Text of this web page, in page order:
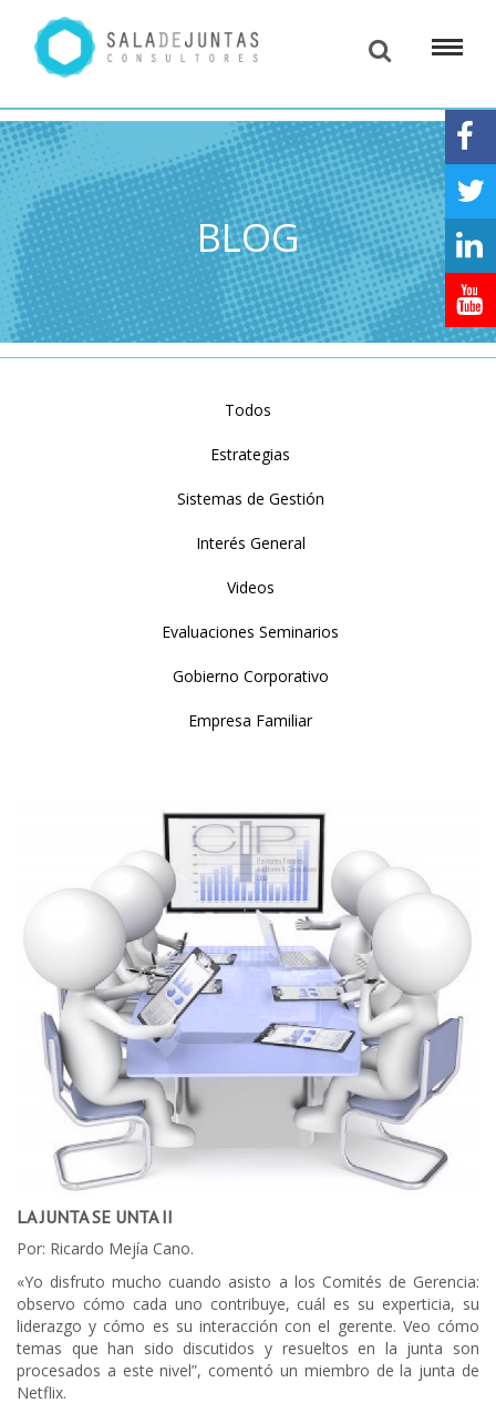
BLOG
Todos
Estrategias
Sistemas de Gestión
Interés General
Videos
Evaluaciones Seminarios
Gobierno Corporativo
Empresa Familiar
LA JUNTA SE UNTA II
Por: Ricardo Mejía Cano.
«Yo disfruto mucho cuando asisto a los Comités de Gerencia:
observo cómo cada uno contribuye, cuál es su experticia, su
liderazgo y cómo es su interacción con el gerente. Veo cómo
temas que han sido discutidos y resueltos en la junta son
procesados a este nivel”, comentó un miembro de la junta de
Netflix.